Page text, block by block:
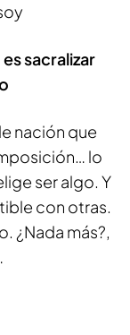
sacralizar
nación que
lo
ser algo. Y
con otras.
¿Nada más?,